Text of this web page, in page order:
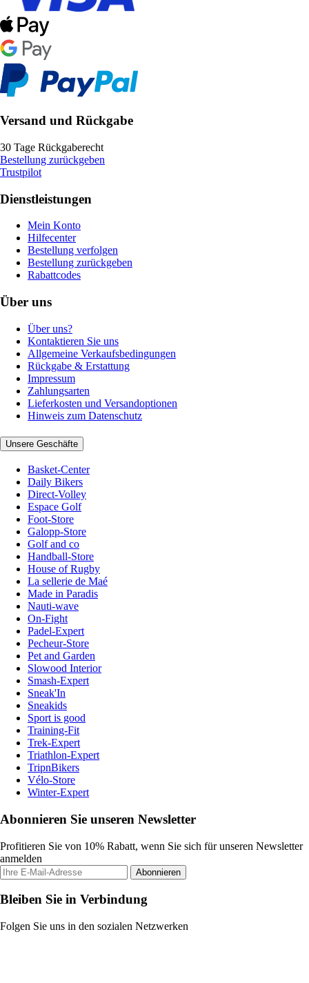
Versand und Rückgabe
30 Tage Rückgaberecht
Bestellung zurückgeben
Trustpilot
Dienstleistungen
Mein Konto
Hilfecenter
Bestellung verfolgen
Bestellung zurückgeben
Rabattcodes
Über uns
Über uns?
Kontaktieren Sie uns
Allgemeine Verkaufsbedingungen
Rückgabe & Erstattung
Impressum
Zahlungsarten
Lieferkosten und Versandoptionen
Hinweis zum Datenschutz
Unsere Geschäfte
Basket-Center
Daily Bikers
Direct-Volley
Espace Golf
Foot-Store
Galopp-Store
Golf and co
Handball-Store
House of Rugby
La sellerie de Maé
Made in Paradis
Nauti-wave
On-Fight
Padel-Expert
Pecheur-Store
Pet and Garden
Slowood Interior
Smash-Expert
Sneak'In
Sneakids
Sport is good
Training-Fit
Trek-Expert
Triathlon-Expert
TripnBikers
Vélo-Store
Winter-Expert
Abonnieren Sie unseren Newsletter
Profitieren Sie von 10% Rabatt, wenn Sie sich für unseren Newsletter
anmelden
Abonnieren
Bleiben Sie in Verbindung
Folgen Sie uns in den sozialen Netzwerken